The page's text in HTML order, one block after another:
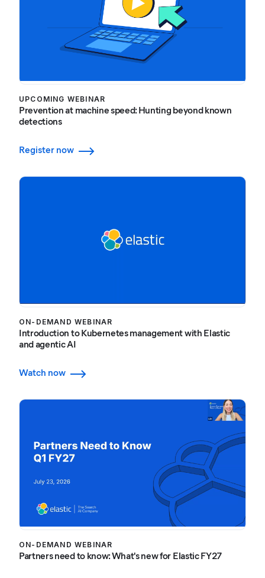
UPCOMING WEBINAR
Prevention at machine speed: Hunting beyond known
detections
Register now
ON-DEMAND WEBINAR
Introduction to Kubernetes management with Elastic
and agentic AI
Watch now
ON-DEMAND WEBINAR
Partners need to know: What's new for Elastic FY27